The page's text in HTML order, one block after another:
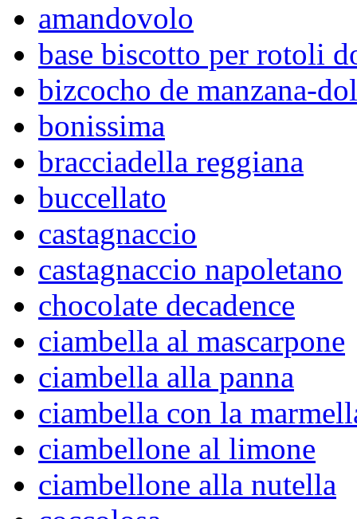
amandovolo
base biscotto per rotoli
bizcocho de manzana-
bonissima
bracciadella reggiana
buccellato
castagnaccio
castagnaccio napoletano
chocolate decadence
ciambella al mascarpone
ciambella alla panna
ciambella con la
ciambellone al limone
ciambellone alla nutella